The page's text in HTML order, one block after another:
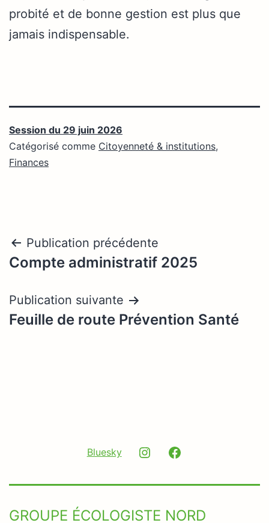
probité et de bonne gestion est plus que
jamais indispensable.
Session du 29 juin 2026
Catégorisé comme Citoyenneté & institutions,
Finances
Navigation
de
l’article
Publication précédente
Compte administratif 2025
Publication suivante
Feuille de route Prévention Santé
Bluesky Instagram
GROUPE ÉCOLOGISTE NORD